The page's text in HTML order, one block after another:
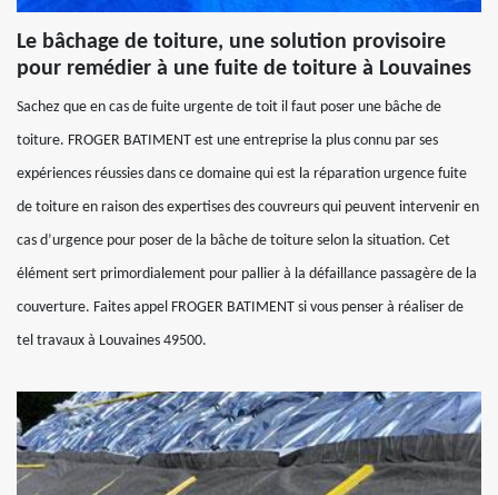
Le bâchage de toiture, une solution provisoire
pour remédier à une fuite de toiture à Louvaines
Sachez que en cas de fuite urgente de toit il faut poser une bâche de
toiture. FROGER BATIMENT est une entreprise la plus connu par ses
expériences réussies dans ce domaine qui est la réparation urgence fuite
de toiture en raison des expertises des couvreurs qui peuvent intervenir en
cas d’urgence pour poser de la bâche de toiture selon la situation. Cet
élément sert primordialement pour pallier à la défaillance passagère de la
couverture. Faites appel FROGER BATIMENT si vous penser à réaliser de
tel travaux à Louvaines 49500.